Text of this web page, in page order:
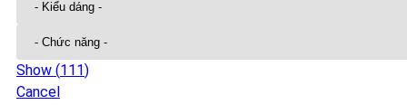
Show (111)
Cancel